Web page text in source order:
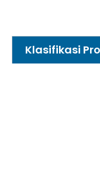
Klasifikasi